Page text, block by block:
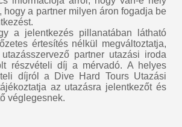
hogy a partner milyen áron fogadja be
a jelentkezés pillanatában látható
értesítés nélkül megváltoztatja,
partner utazási iroda
részvételi díj a mérvadó. A helyes
díjról a Dive Hard Tours Utazási
az utazásra jelentkezőt és
véglegesnek.